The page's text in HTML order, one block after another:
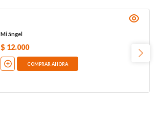
Mi ángel
$ 12.000
COMPRAR AHORA